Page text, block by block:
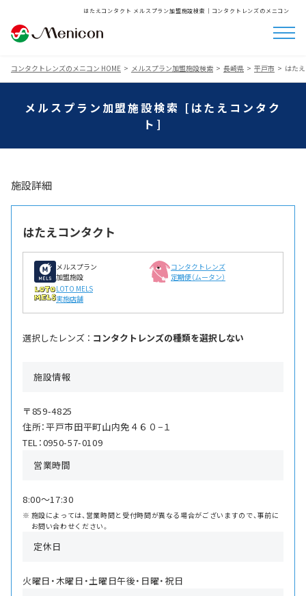
はたえコンタクト メルスプラン加盟施設検索│コンタクトレンズのメニコン
コンタクトレンズのメニコン HOME メルスプラン加盟施設検索 長崎県 平戸市 はた
メルスプラン加盟施設検索 [はたえコンタク
ト]
施設詳細
はたえコンタクト
メルスプラン
加盟施設
コンタクトレンズ
定期便（ムータン）
LOTO MELS
実施店舗
選択したレンズ ： コンタクトレンズの種類を選択しない
施設情報
〒859-4825
住所：平戸市田平町山内免４６０−１
TEL：0950-57-0109
営業時間
8:00〜17:30
施設によっては、営業時間と受付時間が異なる場合がございますので、事前に
お問い合わせください。
定休日
火曜日・木曜日・土曜日午後・日曜・祝日